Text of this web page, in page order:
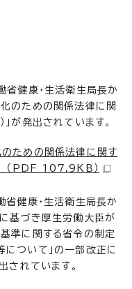
健康・生活衛生局長か
のための関係法律に関
が発出されています。
のための関係法律に関す
（PDF 107.9KB）
健康・生活衛生局長か
基づき厚生労働大臣が
準に関する省令の制定
ついて」の一部改正に
されています。